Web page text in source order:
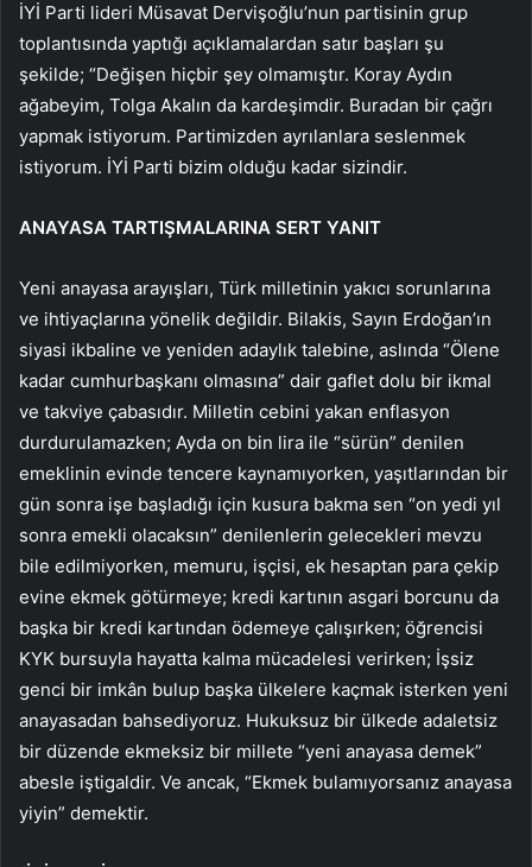
İYİ Parti lideri Müsavat Dervişoğlu’nun partisinin grup
toplantısında yaptığı açıklamalardan satır başları şu
şekilde; “Değişen hiçbir şey olmamıştır. Koray Aydın
ağabeyim, Tolga Akalın da kardeşimdir. Buradan bir çağrı
yapmak istiyorum. Partimizden ayrılanlara seslenmek
istiyorum. İYİ Parti bizim olduğu kadar sizindir.
ANAYASA TARTIŞMALARINA SERT YANIT
Yeni anayasa arayışları, Türk milletinin yakıcı sorunlarına
ve ihtiyaçlarına yönelik değildir. Bilakis, Sayın Erdoğan’ın
siyasi ikbaline ve yeniden adaylık talebine, aslında “Ölene
kadar cumhurbaşkanı olmasına” dair gaflet dolu bir ikmal
ve takviye çabasıdır. Milletin cebini yakan enflasyon
durdurulamazken; Ayda on bin lira ile “sürün” denilen
emeklinin evinde tencere kaynamıyorken, yaşıtlarından bir
gün sonra işe başladığı için kusura bakma sen “on yedi yıl
sonra emekli olacaksın” denilenlerin gelecekleri mevzu
bile edilmiyorken, memuru, işçisi, ek hesaptan para çekip
evine ekmek götürmeye; kredi kartının asgari borcunu da
başka bir kredi kartından ödemeye çalışırken; öğrencisi
KYK bursuyla hayatta kalma mücadelesi verirken; İşsiz
genci bir imkân bulup başka ülkelere kaçmak isterken yeni
anayasadan bahsediyoruz. Hukuksuz bir ülkede adaletsiz
bir düzende ekmeksiz bir millete “yeni anayasa demek”
abesle iştigaldir. Ve ancak, “Ekmek bulamıyorsanız anayasa
yiyin” demektir.